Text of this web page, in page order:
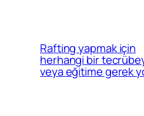
Rafting yapmak için
herhangi bir
veya eğitime gerek